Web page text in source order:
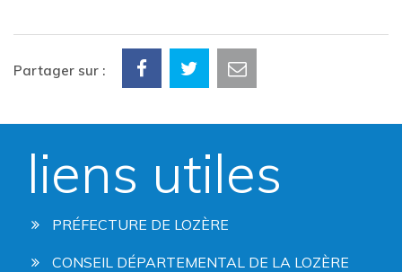
Partager sur :
liens utiles
PRÉFECTURE DE LOZÈRE
CONSEIL DÉPARTEMENTAL DE LA LOZÈRE